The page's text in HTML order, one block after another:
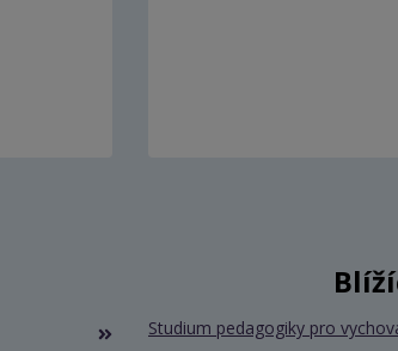
Studium pedagogiky pro